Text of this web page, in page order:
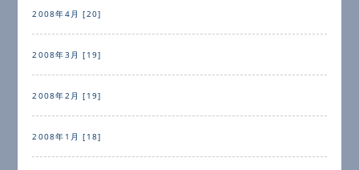
2008年4月 [20]
2008年3月 [19]
2008年2月 [19]
2008年1月 [18]